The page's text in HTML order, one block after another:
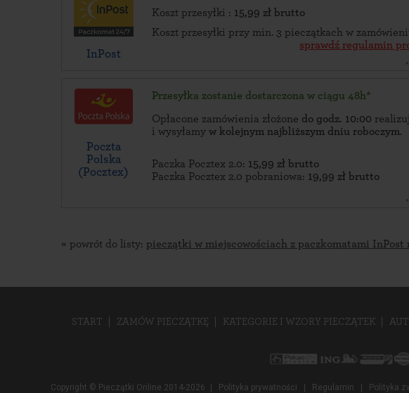
InPost
Koszt przesyłki : 15,99 zł brutto
Koszt przesyłki przy min. 3 pieczątkach w
sprawdź regulamin
Poczta
Polska
(Pocztex)
Przesyłka zostanie dostarczona w ciągu 48h*
Opłacone zamówienia złożone do godz. 10:00
i wysyłamy w kolejnym najbliższym dniu roboczym.
Paczka Pocztex 2.0: 15,99 zł brutto
Paczka Pocztex 2.0 pobraniowa: 19,99 zł brutto
« powrót do listy: pieczątki w miejscowościach z paczkomatami InPost
START ZAMÓW PIECZĄTKĘ KATEGORIE I WZORY PIECZĄTEK
Copyright © Pieczątki Online 2014-2026 Polityka prywatności Regulamin Polityka